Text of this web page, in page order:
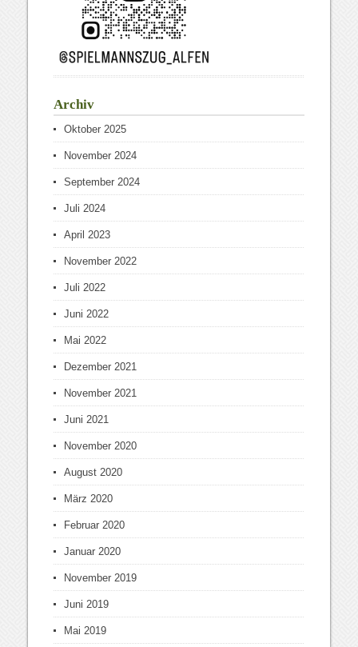
Archiv
Oktober 2025
November 2024
September 2024
Juli 2024
April 2023
November 2022
Juli 2022
Juni 2022
Mai 2022
Dezember 2021
November 2021
Juni 2021
November 2020
August 2020
März 2020
Februar 2020
Januar 2020
November 2019
Juni 2019
Mai 2019